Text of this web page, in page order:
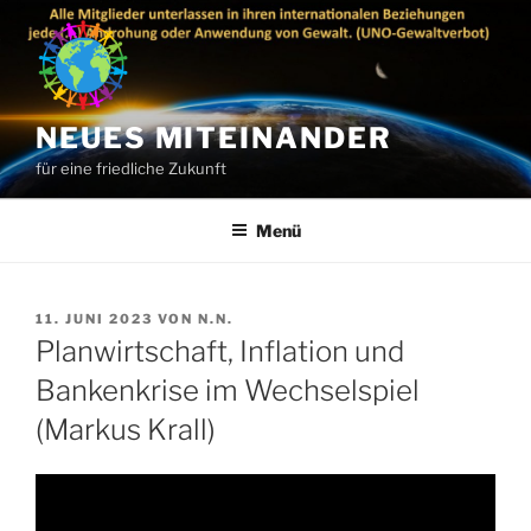
Inhalt
springen
NEUES MITEINANDER
für eine friedliche Zukunft
Menü
VERÖFFENTLICHT
AM
11. JUNI 2023 VON N.N.
Planwirtschaft, Inflation und
Bankenkrise im Wechselspiel
(Markus Krall)